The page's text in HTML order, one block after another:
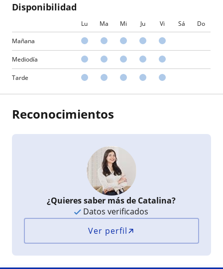
Disponibilidad
Lu Ma Mi Ju Vi Sá Do
Mañana
Mediodía
Tarde
Reconocimientos
¿Quieres saber más de Catalina?
Datos verificados
Ver perfil